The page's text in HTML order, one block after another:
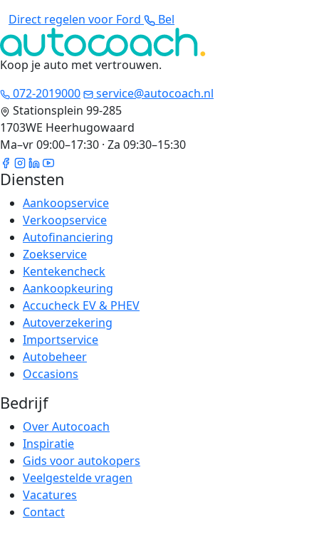
Direct regelen voor Ford
Bel
Koop je auto met vertrouwen.
072-2019000
service@autocoach.nl
Stationsplein 99-285
1703WE Heerhugowaard
Ma–vr 09:00–17:30 · Za 09:30–15:30
Diensten
Aankoopservice
Verkoopservice
Autofinanciering
Zoekservice
Kentekencheck
Aankoopkeuring
Accucheck EV & PHEV
Autoverzekering
Importservice
Autobeheer
Occasions
Bedrijf
Over Autocoach
Inspiratie
Gids voor autokopers
Veelgestelde vragen
Vacatures
Contact